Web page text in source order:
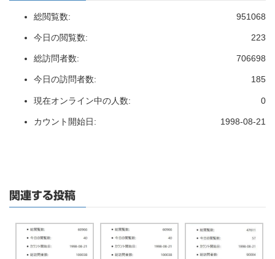
951068
総閲覧数:
223
今日の閲覧数:
706698
総訪問者数:
185
今日の訪問者数:
0
現在オンライン中の人数:
1998-08-21
カウント開始日:
関連する投稿